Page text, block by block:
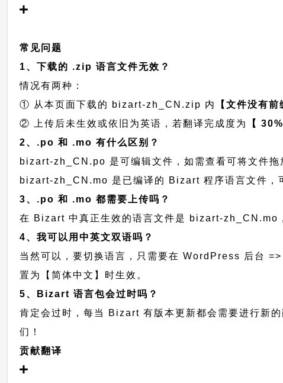
常见问题
1、下载的 .zip 语言文件无效？
情况有两种：
① 从本页面下载的 bizart-zh_CN.zip 内
【文件没有前
② 上传后未生效或依旧为英语，若翻译完成度为
【
2、.po 和 .mo 有什么区别？
bizart-zh_CN.po 是可编辑文件，如需查看可将文件拖
bizart-zh_CN.mo 是已编译的 Bizart 程序语言文件，
3、.po 和 .mo 都需要上传吗？
在 Bizart 中真正生效的语言文件是 bizart-zh_CN.mo
4、我可以用中英文双语吗？
当然可以，要切换语言，只需要在 WordPress 后台
置为【简体中文】时生效。
5、Bizart 语言包会过时吗？
肯定会过时，每当 Bizart 有版本更新都会需要进行新
们！
贡献翻译